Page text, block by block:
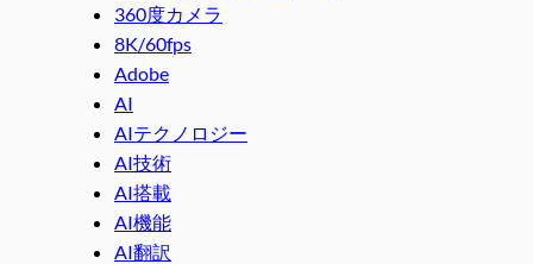
360度カメラ
8K/60fps
Adobe
AI
AIテクノロジー
AI技術
AI搭載
AI機能
AI翻訳